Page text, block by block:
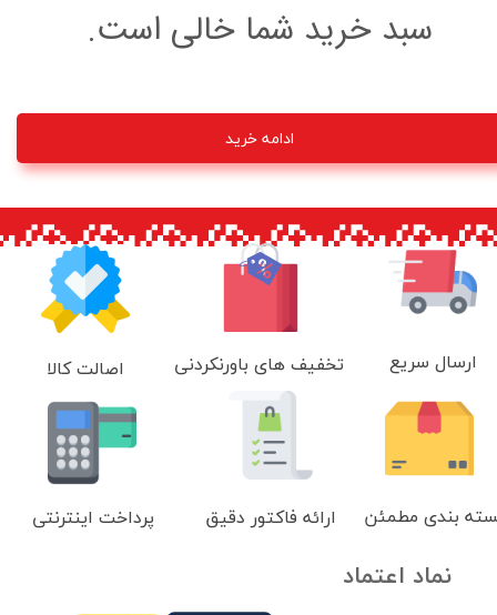
سبد خرید شما خالی است.
ادامه خرید
ارسال سریع اصالت کالا تخفیف های باورنکردنی
بندی مطمئن ارائه فاکتور دقیق پرداخت اینترنتی
نماد اعتماد